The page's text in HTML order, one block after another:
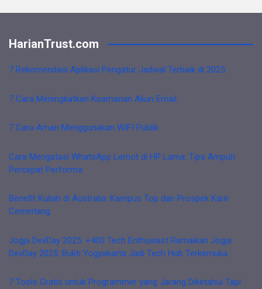
HarianTrust.com
7 Rekomendasi Aplikasi Pengatur Jadwal Terbaik di 2025
7 Cara Meningkatkan Keamanan Akun Email
7 Cara Aman Menggunakan WIFI Publik
Cara Mengatasi WhatsApp Lemot di HP Lama: Tips Ampuh
Percepat Performa
Benefit Kuliah di Australia: Kampus Top dan Prospek Karir
Cemerlang
Jogja DevDay 2025: +400 Tech Enthusiast Ramaikan Jogja
DevDay 2025: Bukti Yogyakarta Jadi Tech Hub Terkemuka
7 Tools Gratis untuk Programmer yang Jarang Diketahui Tapi